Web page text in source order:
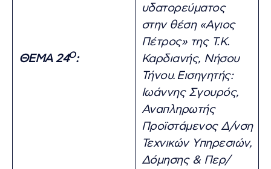
ΘΕΜΑ 24Ο:
υδατορεύματος
στην θέση «Αγιος
Πέτρος» της Τ.Κ.
Καρδιανής, Νήσου
Τήνου. Εισηγητής:
Ιωάννης Σγουρός,
Αναπληρωτής
Προϊστάμενος Δ/νση
Τεχνικών Υπηρεσιών,
Δόμησης & Περ/